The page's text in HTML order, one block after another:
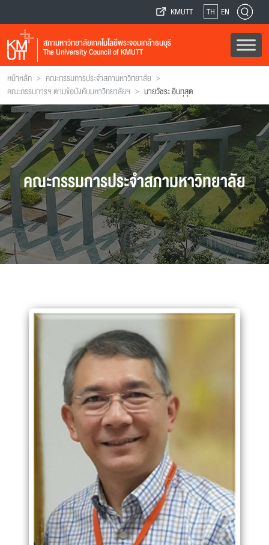
KMUTT TH EN
สภามหาวิทยาลัยเทคโนโลยีพระจอมเกล้าธนบุรี
The University Council of KMUTT
หน้าหลัก > คณะกรรมการประจำสภามหาวิทยาลัย >
คณะกรรมการฯ ตามข้อบังคับมหาวิทยาลัยฯ > นายวัชระ อินทุสุต
คณะกรรมการประจำสภามหาวิทยาลัย